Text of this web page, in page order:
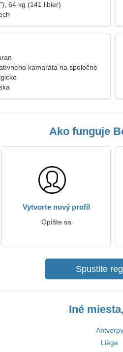
64 kg (141 libier)
kamaráta na spoločné
Ako funguje
Vytvorte nový profil
Opíšte sa
Spustite
Iné
Antverpy
Liège